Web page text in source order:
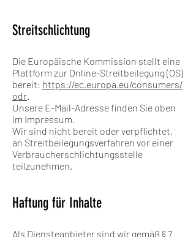
Streitschlichtung
Die Europäische Kommission stellt eine
Plattform zur Online-Streitbeilegung (OS)
bereit: https://ec.europa.eu/consumers/
odr.
Unsere E-Mail-Adresse finden Sie oben
im Impressum.
Wir sind nicht bereit oder verpflichtet,
an Streitbeilegungsverfahren vor einer
Verbraucherschlichtungsstelle
teilzunehmen.
Haftung für Inhalte
Als Diensteanbieter sind wir gemäß § 7